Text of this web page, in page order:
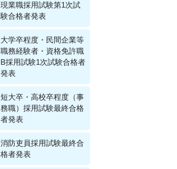
現業職採用試験第1次試
験合格者発表
大学卒程度・民間企業等
職務経験者・資格免許職
B採用試験1次試験合格者
発表
短大卒・高校卒程度（事
務職）採用試験最終合格
者発表
消防吏員採用試験最終合
格者発表